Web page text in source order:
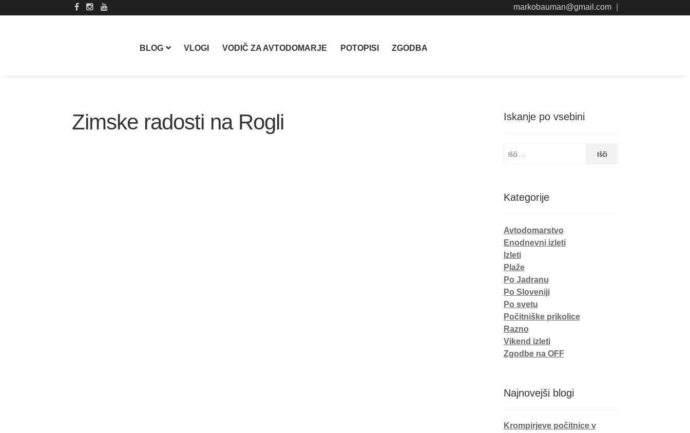
markobauman@gmail.com
BLOG VLOGI VODIČ ZA AVTODOMARJE POTOPISI ZGODBA
Iskanje po vsebini
Kategorije
Avtodomarstvo
Enodnevni izleti
Izleti
Plaže
Po Jadranu
Po Sloveniji
Po svetu
Počitniške prikolice
Razno
Vikend izleti
Zgodbe na OFF
Najnovejši blogi
Krompirjeve počitnice v
Zimske radosti na Rogli